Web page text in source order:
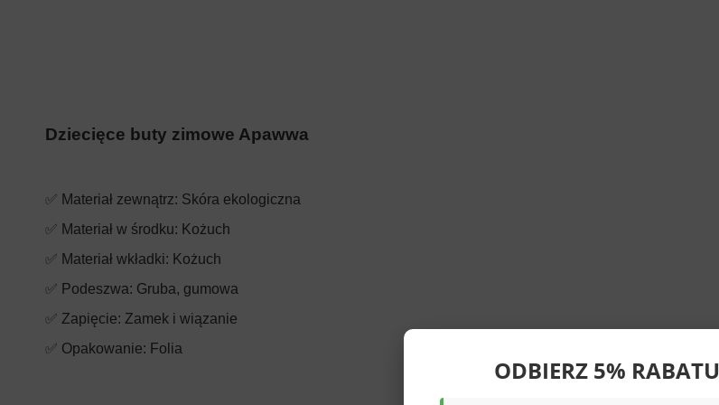
Dziecięce buty zimowe Apawwa
✅ Materiał zewnątrz: Skóra ekologiczna
✅ Materiał w środku: Kożuch
✅ Materiał wkładki: Kożuch
✅ Podeszwa: Gruba, gumowa
✅ Zapięcie: Zamek i wiązanie
✅ Opakowanie: Folia
ODBIERZ 5% RABATU